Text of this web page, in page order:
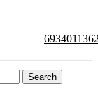
Search